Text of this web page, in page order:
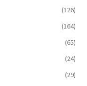
(126)
(164)
(65)
(24)
(29)